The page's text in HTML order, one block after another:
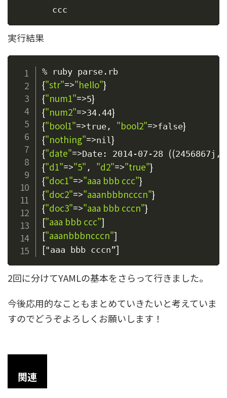
実行結果
{"str"=>"hello"}
{"num1"=>5}
{"num2"=>34.44}
{"bool1"=>true, "bool2"=>false}
{"nothing"=>nil}
{"date"=>Date: 2014-07-28 ((
{"d1"=>"5" , "d2"=>"true"}
{"doc1"=>"aaa bbb ccc"}
{"doc2"=>"aaanbbbncccn"}
{"doc3"=>"aaa bbb cccn"}
["aaa bbb ccc"]
["aaanbbbncccn"]
["aaa bbb cccn”]
2回に分けてYAMLの基本をさらって行きました。
今後応用的なこともまとめていきたいと考えていま
すのでどうぞよろしくお願いします！
関連